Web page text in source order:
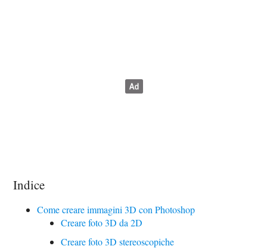
Indice
Come creare immagini 3D con Photoshop
Creare foto 3D da 2D
Creare foto 3D stereoscopiche